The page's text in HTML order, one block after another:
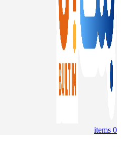
0
items